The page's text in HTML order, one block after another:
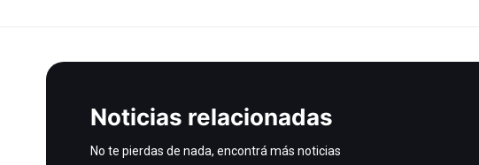
Noticias relacionadas
No te pierdas de nada, encontrá más noticias